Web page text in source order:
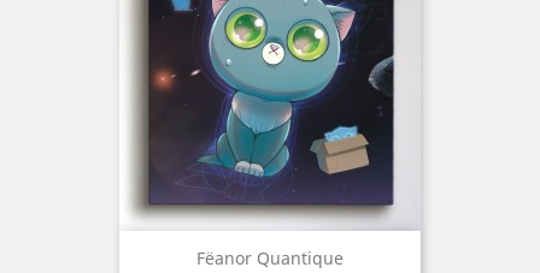
Fëanor Quantique